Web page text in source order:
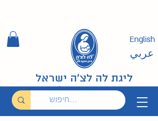
ליגת לה לצ'ה ישראל
English
عربي